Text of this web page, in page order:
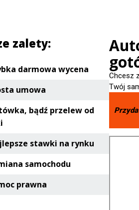
zalety:
darmowa wycena
umowa
bądź przelew od
stawki na rynku
samochodu
prawna
Chcesz
Twój